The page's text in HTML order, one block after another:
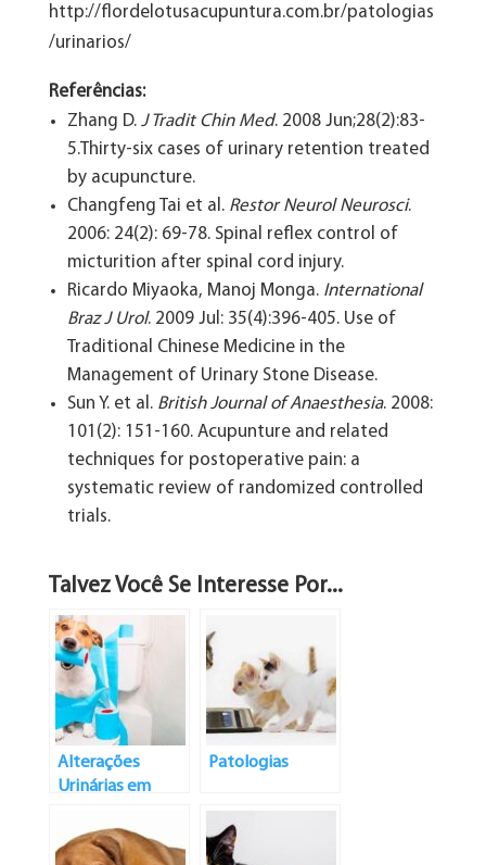
http://flordelotusacupuntura.com.br/patologias
/urinarios/
Referências:
Zhang D. J Tradit Chin Med. 2008 Jun;28(2):83-
5.Thirty-six cases of urinary retention treated
by acupuncture.
Changfeng Tai et al. Restor Neurol Neurosci.
2006: 24(2): 69-78. Spinal reflex control of
micturition after spinal cord injury.
Ricardo Miyaoka, Manoj Monga. International
Braz J Urol. 2009 Jul: 35(4):396-405. Use of
Traditional Chinese Medicine in the
Management of Urinary Stone Disease.
Sun Y. et al. British Journal of Anaesthesia. 2008:
101(2): 151-160. Acupunture and related
techniques for postoperative pain: a
systematic review of randomized controlled
trials.
Talvez Você Se Interesse Por...
Alterações
Urinárias em
Patologias